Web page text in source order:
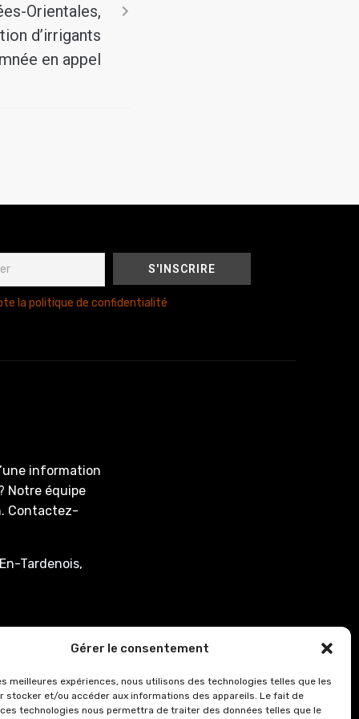
Gérer le consentement
meilleures expériences, nous utilisons des technologies telles que les
stocker et/ou accéder aux informations des appareils. Le fait de
technologies nous permettra de traiter des données telles que le
Orientales,
d’irrigants
en appel
la politique de confidentialité
information
Notre équipe
Contactez-
Tardenois,
8h00 à 12h15